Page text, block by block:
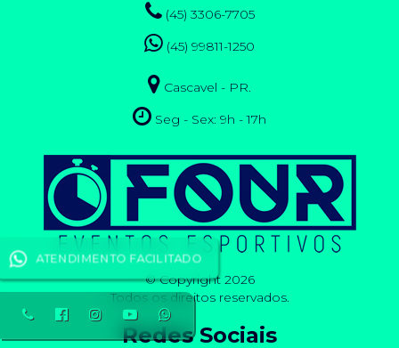
(45) 3306-7705
(45) 99811-1250
Cascavel - PR.
Seg - Sex: 9h - 17h
© Copyright 2026
Todos os direitos reservados.
Redes Sociais
ATENDIMENTO FACILITADO